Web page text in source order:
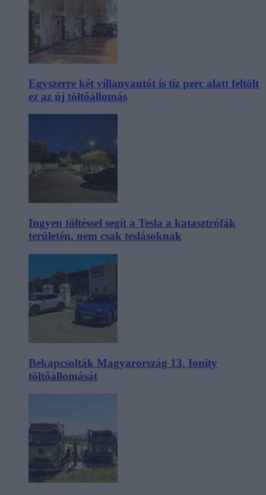
Egyszerre két villanyautót is tíz perc alatt feltölt
ez az új töltőállomás
Ingyen töltéssel segít a Tesla a katasztrófák
területén, nem csak teslásoknak
Bekapcsolták Magyarország 13. Ionity
töltőállomását